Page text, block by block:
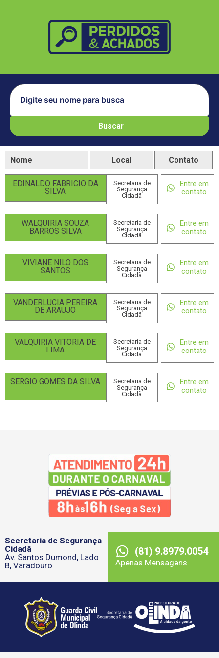
Buscar
Nome Local Contato
EDINALDO FABRICIO DA
SILVA
Secretaria de
Segurança
Cidadã
Entre em
contato
WALQUIRIA SOUZA
BARROS SILVA
Secretaria de
Segurança
Cidadã
Entre em
contato
VIVIANE NILO DOS
SANTOS
Secretaria de
Segurança
Cidadã
Entre em
contato
VANDERLUCIA PEREIRA
DE ARAUJO
Secretaria de
Segurança
Cidadã
Entre em
contato
VALQUIRIA VITORIA DE
LIMA
Secretaria de
Segurança
Cidadã
Entre em
contato
SERGIO GOMES DA SILVA
Secretaria de
Segurança
Cidadã
Entre em
contato
Secretaria de Segurança
Cidadã
Av. Santos Dumond, Lado
B, Varadouro
(81) 9.8979.0054
Apenas Mensagens